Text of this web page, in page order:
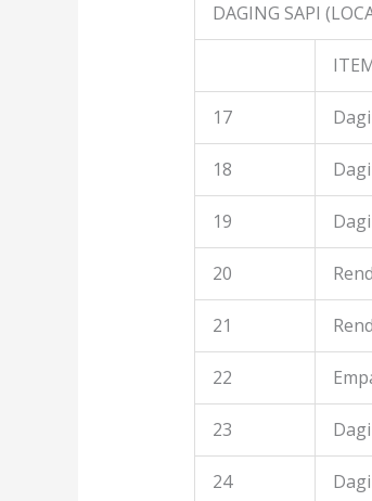
DAGING SAPI
17
18
19
20
21
22
23
24